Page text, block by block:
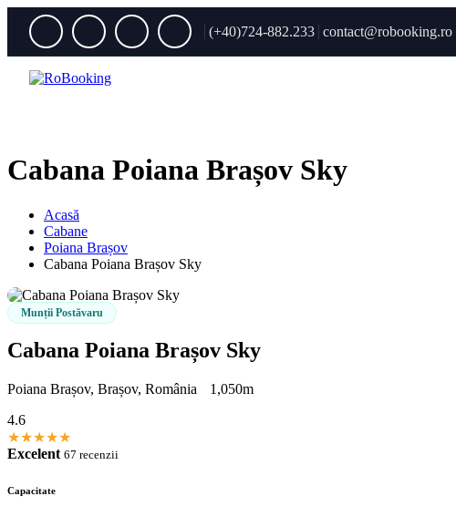
(+40)724-882.233 contact@robooking.ro
Cabana Poiana Brașov Sky
Acasă
Cabane
Poiana Brașov
Cabana Poiana Brașov Sky
Munții Postăvaru
Cabana Poiana Brașov Sky
Poiana Brașov, Brașov, România
1,050m
4.6
★★★★★
Excelent 67 recenzii
Capacitate